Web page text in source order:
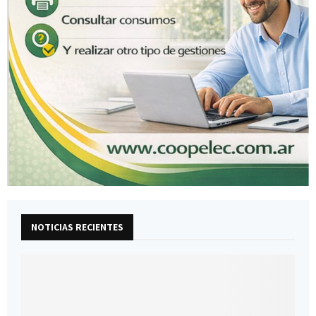
NOTICIAS RECIENTES